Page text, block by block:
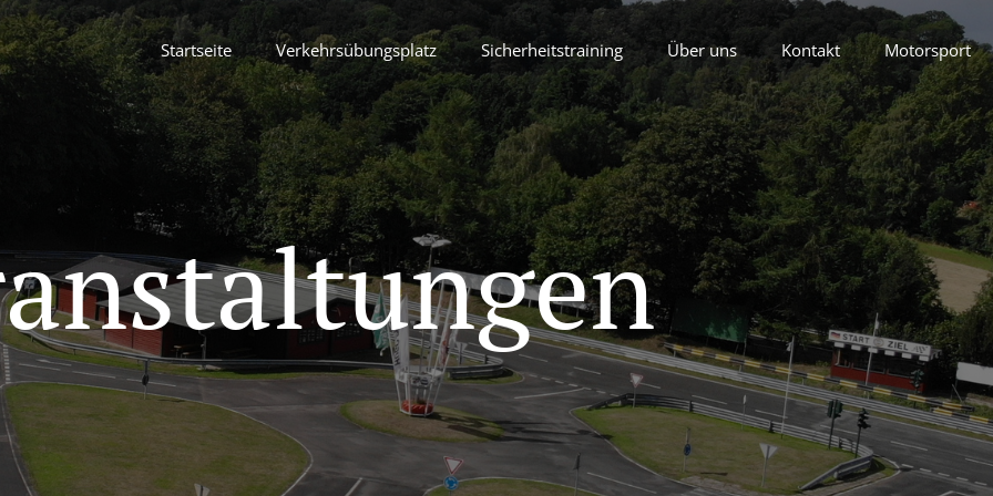
Startseite Verkehrsübungsplatz Sicherheitstraining Über uns Kontakt Motorsport